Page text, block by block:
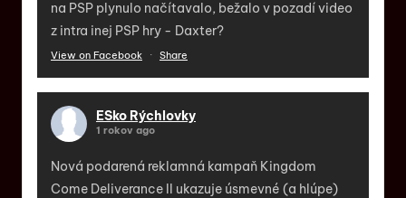
na PSP plynulo načítavalo, bežalo v pozadí video
z intra inej PSP hry - Daxter?
View on Facebook · Share
ESko Rýchlovky
1 rokov ago
Nová podarená reklamná kampaň Kingdom
Come Deliverance II ukazuje úsmevné (a hlúpe)